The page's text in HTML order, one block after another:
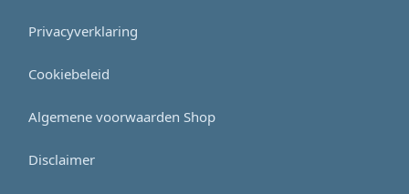
Privacyverklaring
Cookiebeleid
Algemene voorwaarden Shop
Disclaimer